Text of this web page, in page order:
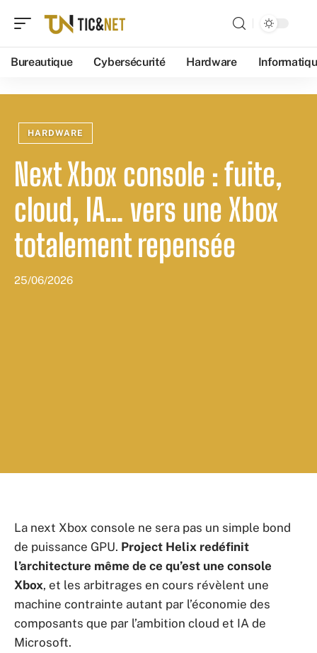
Bureautique Cybersécurité Hardware
HARDWARE
Next Xbox console : fuite,
cloud, IA… vers une Xbox
totalement repensée
25/06/2026
La next Xbox console ne sera pas un simple bond
de puissance GPU. Project Helix redéfinit
l’architecture même de ce qu’est une console
Xbox, et les arbitrages en cours révèlent une
machine contrainte autant par l’économie des
composants que par l’ambition cloud et IA de
Microsoft.